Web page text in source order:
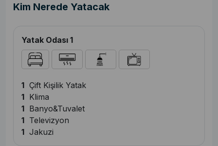
Kim Nerede Yatacak
Yatak Odası 1
1 Çift Kişilik Yatak
1 Klima
1 Banyo&Tuvalet
1 Televizyon
1 Jakuzi